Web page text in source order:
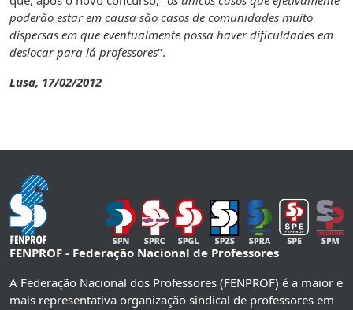
poderão estar em causa são casos de comunidades muito
dispersas em que eventualmente possa haver dificuldades em
deslocar para lá professores".
Lusa, 17/02/2012
FENPROF - Federação Nacional de Professores
A Federação Nacional dos Professores (FENPROF) é a maior e
mais representativa organização sindical de professores em